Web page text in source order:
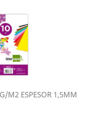
M2 ESPESOR 1,5MM